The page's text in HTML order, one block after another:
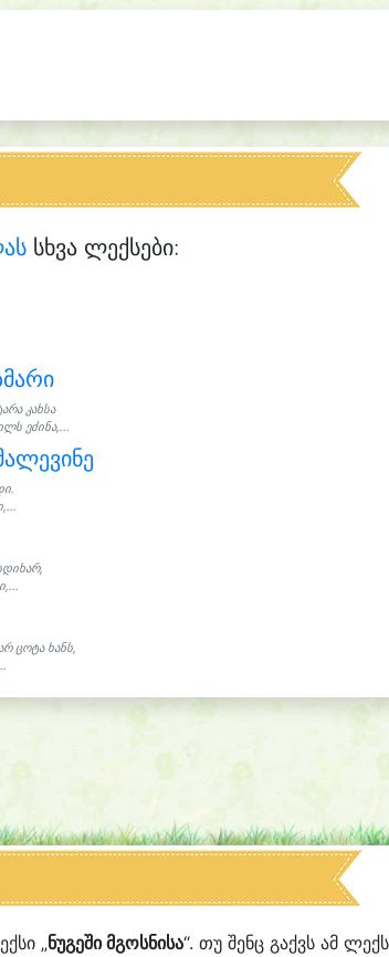
სხვა ლექსები:
კახსა
ეძინა,...
ცოტა ხანს,
„ნუგეში მგოსნისა“. თუ შენც გაქვს ამ